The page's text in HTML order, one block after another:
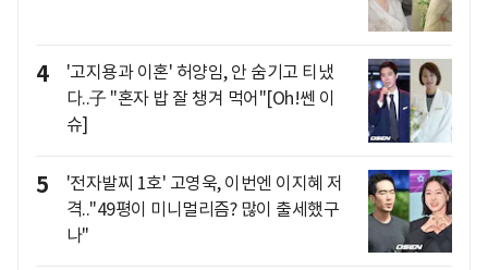
4
'고지용과 이혼' 허양임, 안 숨기고 티냈
다..子 "혼자 밥 잘 챙겨 먹어"[Oh!쎈 이
슈]
5
'전자발찌 1호' 고영욱, 이번엔 이지혜 저
격.."49평이 미니멀리즘? 많이 출세했구
나"